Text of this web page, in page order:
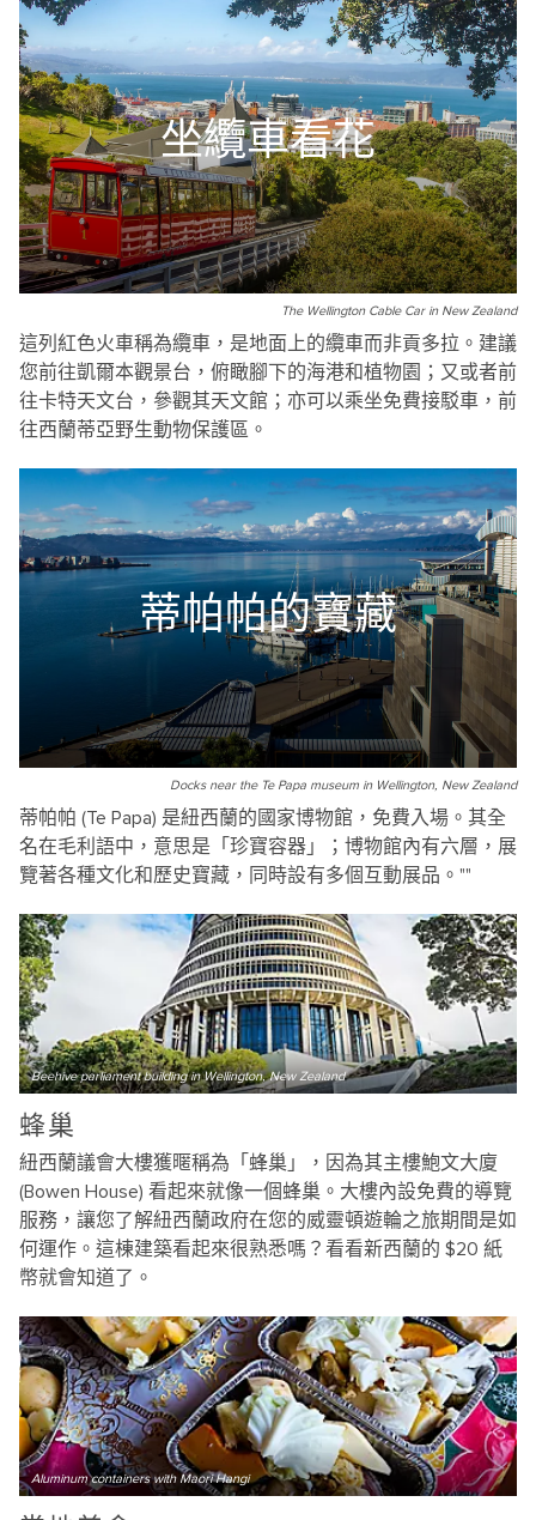
坐纜車看花
The Wellington Cable Car in New Zealand
這列紅色火車稱為纜車，是地面上的纜車而非貢多拉。建議
您前往凱爾本觀景台，俯瞰腳下的海港和植物園；又或者前
往卡特天文台，參觀其天文館；亦可以乘坐免費接駁車，前
往西蘭蒂亞野生動物保護區。
蒂帕帕的寶藏
Docks near the Te Papa museum in Wellington, New Zealand
蒂帕帕 (Te Papa) 是紐西蘭的國家博物館，免費入場。其全
名在毛利語中，意思是「珍寶容器」；博物館內有六層，展
覽著各種文化和歷史寶藏，同時設有多個互動展品。""
Beehive parliament building in Wellington, New Zealand
蜂巢
紐西蘭議會大樓獲暱稱為「蜂巢」，因為其主樓鮑文大廈
(Bowen House) 看起來就像一個蜂巢。大樓內設免費的導覽
服務，讓您了解紐西蘭政府在您的威靈頓遊輪之旅期間是如
何運作。這棟建築看起來很熟悉嗎？看看新西蘭的 $20 紙
幣就會知道了。
Aluminum containers with Maori Hangi